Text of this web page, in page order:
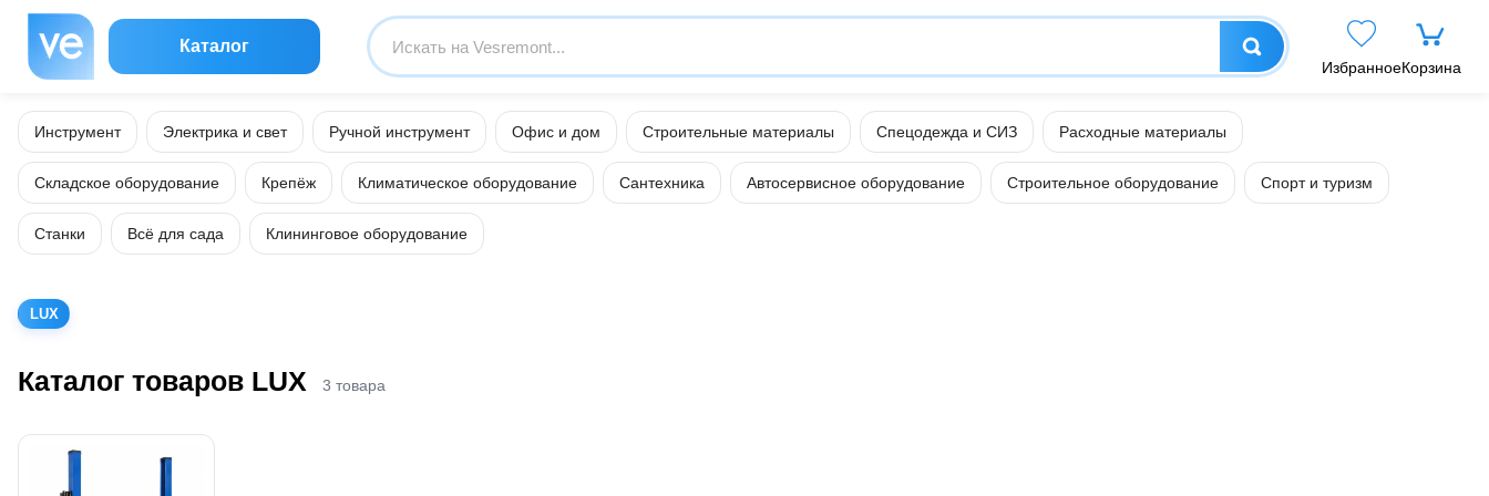
Каталог
ИзбранноеКорзина
Инструмент Электрика и свет Ручной инструмент Офис и дом Строительные материалы Спецодежда и СИЗ Расходные материалы
Складское оборудование Крепёж Климатическое оборудование Сантехника Автосервисное оборудование Строительное оборудование Спорт и туризм
Станки Всё для сада Клининговое оборудование
LUX
Каталог товаров LUX 3 товара